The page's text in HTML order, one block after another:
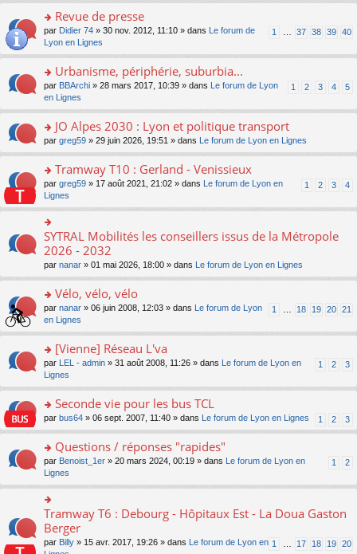
s
ré
e
n
le
pl
s
ré
c
e
g
e
n
o
n
le
s
ré
c
nt
le
m
e
s
g
e
n
o
n
le
u
s
ré
c
e
nt
ult
er
le
m
e
s
s
e
n
o
n
le
s
ré
c
e
o
s
er
le
m
e
s
s
e
n
o
n
lu
le
pl
u
s
ré
c
e
nt
Revue de presse
1 37 38 39 40
par Didier 74 » 30 nov. 2012, 11:10 » dans
Le forum de
Lyon en Lignes
o
n
s
er
le
m
e
s
s
g
n
o
n
lu
pl
u
s
ré
c
e
nt
Urbanisme, périphérie, suburbia...
1 2 3 4 5
par BBArchi » 28 mars 2017, 10:39 » dans
Le forum de Lyon
en Lignes
o
n
ult
er
le
m
e
s
s
g
n
o
n
lu
pl
u
s
ré
c
e
JO Alpes 2030 : Lyon et politique transport
par greg59 » 29 juin 2026, 19:51 » dans Le forum de Lyon en Lignes
o
s
ult
er
le
m
e
s
s
g
o
n
lu
le
u
s
ré
c
e
nt
Tramway T10 : Gerland - Venissieux
1 2 3 4
par greg59 » 17 août 2021, 21:02 » dans
Le forum de Lyon en
Lignes
o
n
ult
er
le
m
e
s
a
g
e
n
o
n
pl
u
s
ré
c
e
nt
SYTRAL Mobilités les conseillers issus de la Métropole
2026 - 2032
par nanar » 01 mai 2026, 18:00 » dans Le forum de Lyon en Lignes
o
n
s
er
le
m
e
s
s
e
n
o
n
lu
le
pl
u
s
Vélo, vélo, vélo
1 18 19 20 21
par nanar » 06 juin 2008, 12:03 » dans
Le forum de Lyon
en Lignes
o
s
er
le
m
e
s
s
g
n
o
n
[Vienne] Réseau L'va
1 2 3
par LEL - admin » 31 août 2008, 11:26 » dans
Le forum de Lyon en
Lignes
o
n
ult
er
le
m
e
s
g
Seconde vie pour les bus TCL
1 2 3
par bus64 » 06 sept. 2007, 11:40 » dans Le forum de Lyon en Lignes
o
s
ult
er
le
m
e
Questions / réponses "rapides"
1 2
par Benoist_1er » 20 mars 2024, 00:19 » dans
Le forum de Lyon en
Lignes
o
n
ult
Tramway T6 : Debourg - Hôpitaux Est - La Doua Gaston
Berger
1 17 18 19 20
par Billy » 15 avr. 2017, 19:26 » dans
Le forum de Lyon en